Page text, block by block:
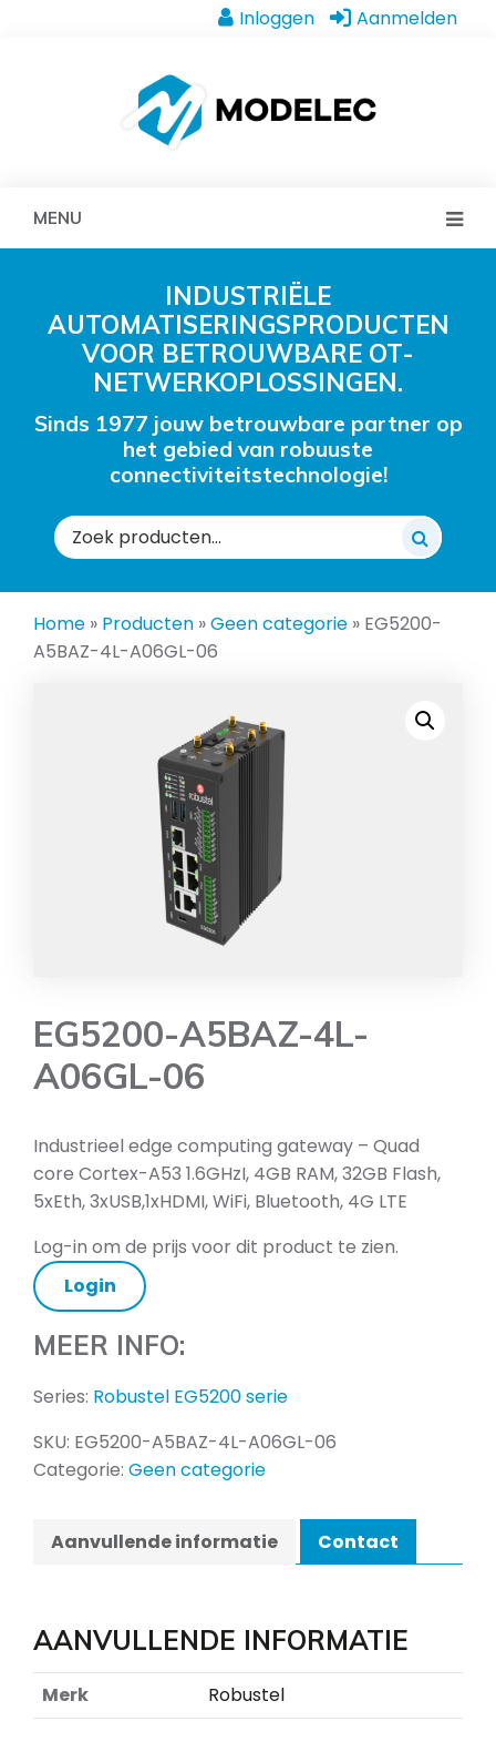
Inloggen Aanmelden
MENU
INDUSTRIËLE
AUTOMATISERINGSPRODUCTEN
VOOR BETROUWBARE OT-
NETWERKOPLOSSINGEN.
Sinds 1977 jouw betrouwbare partner op
het gebied van robuuste
connectiviteitstechnologie!
Zoeken
naar:
Home » Producten »Geen categorie » EG5200-
A5BAZ-4L-A06GL-06
EG5200-A5BAZ-4L-
A06GL-06
Industrieel edge computing gateway – Quad
core Cortex-A53 1.6GHzI, 4GB RAM, 32GB Flash,
5xEth, 3xUSB,1xHDMI, WiFi, Bluetooth, 4G LTE
Log-in om de prijs voor dit product te zien.
Login
MEER INFO:
Series: Robustel EG5200 serie
SKU: EG5200-A5BAZ-4L-A06GL-06
Categorie: Geen categorie
Aanvullende informatie Contact
AANVULLENDE INFORMATIE
Merk Robustel